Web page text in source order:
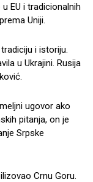
EU i tradicionalnih
Uniji.
i istoriju.
u Ukrajini. Rusija
ugovor ako
pitanja, on je
Srpske
Crnu Goru.